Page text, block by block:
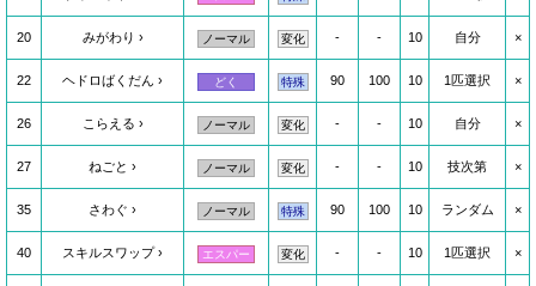
20 みがわり ノーマル 変化 - - 10 自分 ×
22 ヘドロばくだん どく 特殊 90 100 10 1匹選択 ×
26 こらえる ノーマル 変化 - - 10 自分 ×
27 ねごと ノーマル 変化 - - 10 技次第 ×
35 さわぐ ノーマル 特殊 90 100 10 ランダム ×
40 スキルスワップ エスパー 変化 - - 10 1匹選択 ×